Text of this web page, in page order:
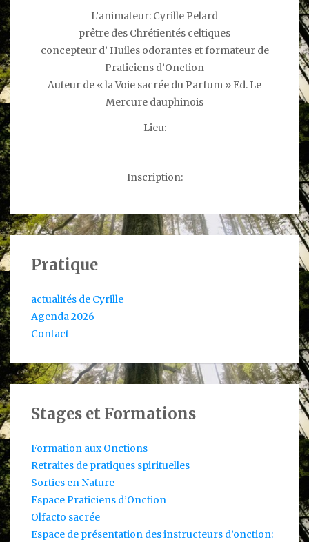
L’animateur: Cyrille Pelard
prêtre des Chrétientés celtiques
concepteur d’ Huiles odorantes et formateur de
Praticiens d’Onction
Auteur de « la Voie sacrée du Parfum » Ed. Le
Mercure dauphinois
Lieu:
Inscription:
Pratique
actualités de Cyrille
Agenda 2026
Contact
Stages et Formations
Formation aux Onctions
Retraites de pratiques spirituelles
Sorties en Nature
Espace Praticiens d’Onction
Olfacto sacrée
Espace de présentation des instructeurs d’onction: